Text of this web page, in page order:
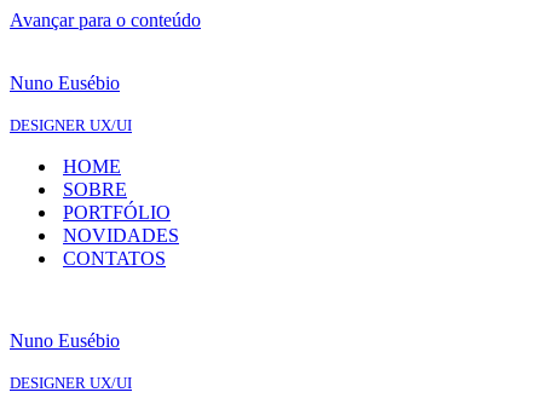
Avançar para o conteúdo
Nuno Eusébio
DESIGNER UX/UI
HOME
SOBRE
PORTFÓLIO
NOVIDADES
CONTATOS
Nuno Eusébio
DESIGNER UX/UI